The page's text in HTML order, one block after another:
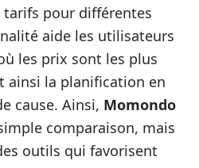
pour différentes
aide les utilisateurs
les prix sont les plus
ainsi la planification en
cause. Ainsi, Momondo
comparaison, mais
outils qui favorisent